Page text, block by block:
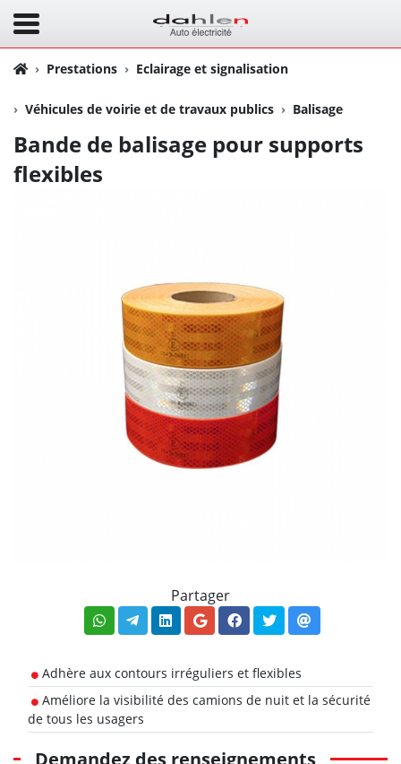
Prestations Eclairage et signalisation
Véhicules de voirie et de travaux publics Balisage
Bande de balisage pour supports
flexibles
Partager
Adhère aux contours irréguliers et flexibles
Améliore la visibilité des camions de nuit et la sécurité
de tous les usagers
Demandez des renseignements